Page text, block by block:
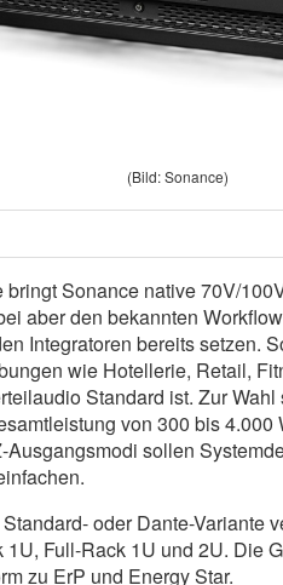
(Bild: Sonance)
bringt Sonance native 70V/
aber den bekannten
Integratoren bereits setzen.
wie Hotellerie, Retail,
Standard ist. Zur
von 300 bis 4.000
Ausgangsmodi sollen
oder Dante-Variante
Full-Rack 1U und 2U. Die
zu ErP und Energy Star.